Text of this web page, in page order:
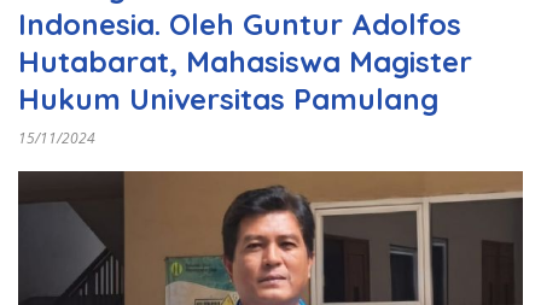
Indonesia. Oleh Guntur Adolfos
Hutabarat, Mahasiswa Magister
Hukum Universitas Pamulang
15/11/2024